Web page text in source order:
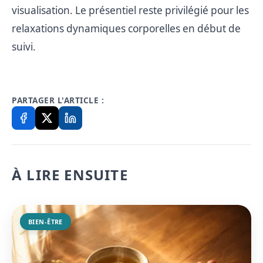
visualisation. Le présentiel reste privilégié pour les
relaxations dynamiques corporelles en début de
suivi.
PARTAGER L'ARTICLE :
À LIRE ENSUITE
BIEN-ÊTRE